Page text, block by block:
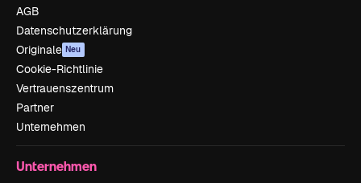
AGB
Datenschutzerklärung
Originale Neu
Cookie-Richtlinie
Vertrauenszentrum
Partner
Unternehmen
Unternehmen